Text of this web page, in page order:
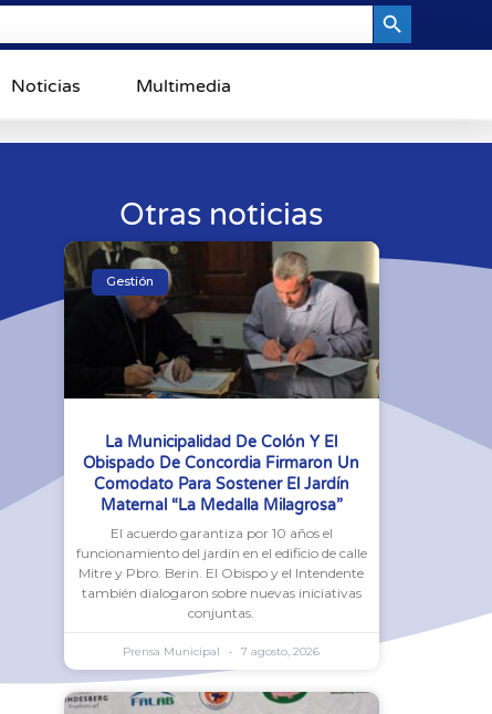
Noticias Multimedia
Otras noticias
Gestión
La Municipalidad De Colón Y El
Obispado De Concordia Firmaron Un
Comodato Para Sostener El Jardín
Maternal “La Medalla Milagrosa”
El acuerdo garantiza por 10 años el
funcionamiento del jardín en el edificio de calle
Mitre y Pbro. Berin. El Obispo y el Intendente
también dialogaron sobre nuevas iniciativas
conjuntas.
Prensa Municipal 7 agosto, 2026